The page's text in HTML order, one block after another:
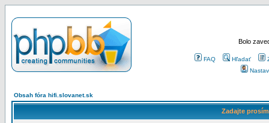
Bolo
FAQ Hľadať
Obsah fóra hifi.slovanet.sk
Zadajte